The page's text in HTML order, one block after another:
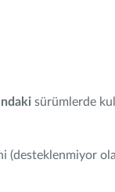
sürümlerde
(desteklenmiyor